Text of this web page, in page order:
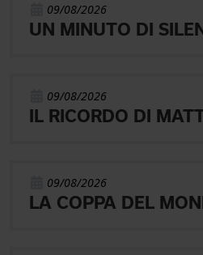
09/08/2026
09/08/2026
09/08/2026